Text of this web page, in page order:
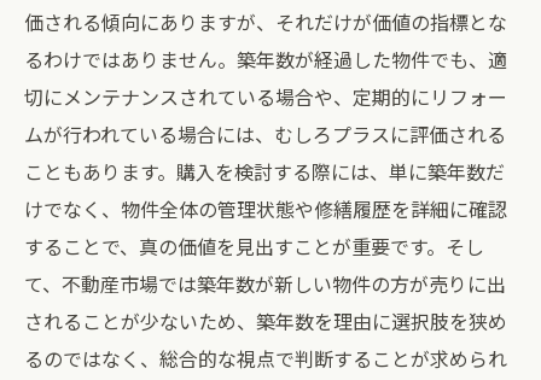
不動産取引における中古マンションの管理状態
を見極める方法
管理状態の良い中古マンションを選ぶため
のチェックポイント
管理組合の活動状況の確認方法とその重要
性
中古マンション購入前に知っておくべき管
理費と積立金の情報
過去の管理実績を通じた中古マンション選
価される傾向にありますが、それだけが価値の指標とな
るわけではありません。築年数が経過した物件でも、適
切にメンテナンスされている場合や、定期的にリフォー
ムが行われている場合には、むしろプラスに評価される
こともあります。購入を検討する際には、単に築年数だ
けでなく、物件全体の管理状態や修繕履歴を詳細に確認
することで、真の価値を見出すことが重要です。そし
て、不動産市場では築年数が新しい物件の方が売りに出
されることが少ないため、築年数を理由に選択肢を狭め
るのではなく、総合的な視点で判断することが求められ